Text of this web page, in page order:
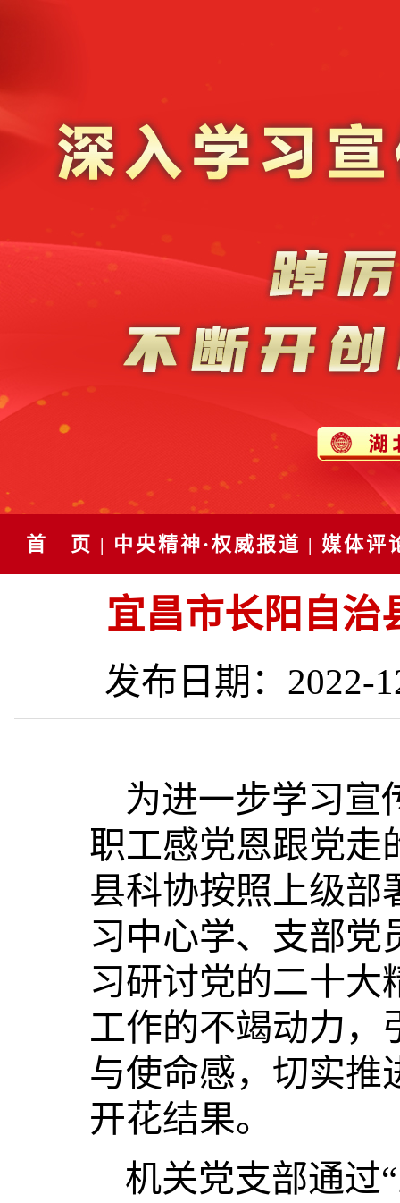
首 页 | 中央精神·权威报道 | 媒体评
宜昌市长阳自治
发布日期：
为进一步学习宣
职工感党恩跟党走
县科协按照上级部
习中心学、支部党
习研讨党的二十大
工作的不竭动力，
与使命感，切实推
开花结果。
机关党支部通过